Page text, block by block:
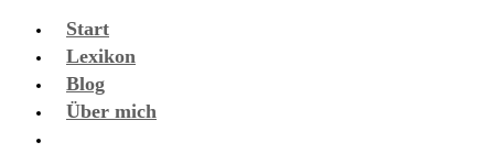
Zum
Start
Lexikon
Blog
Über mich